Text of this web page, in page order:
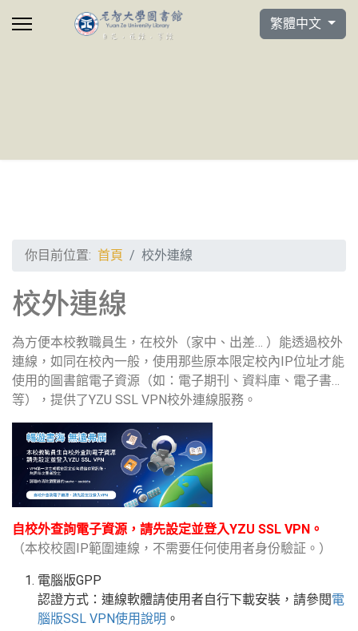
選擇你的語言
繁體中文
你目前位置: 首頁 校外連線
校外連線
為方便本校教職員生，在校外（家中、出差… ）能透過校外
連線，如同在校內一般，使用那些原本限定校內IP位址才能
使用的圖書館電子資源（如：電子期刊、資料庫、電子書…
等），提供了YZU SSL VPN校外連線服務。
自校外查詢電子資源，請先設定並登入YZU SSL VPN。
（本校校園IP範圍連線，不需要任何使用者身份驗証。）
電腦版GPP
認證方式：連線軟體請使用者自行下載安裝，請參閱電
腦版SSL VPN使用說明 。